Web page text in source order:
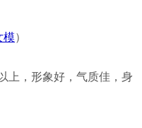
模）
上，形象好，气质佳，身